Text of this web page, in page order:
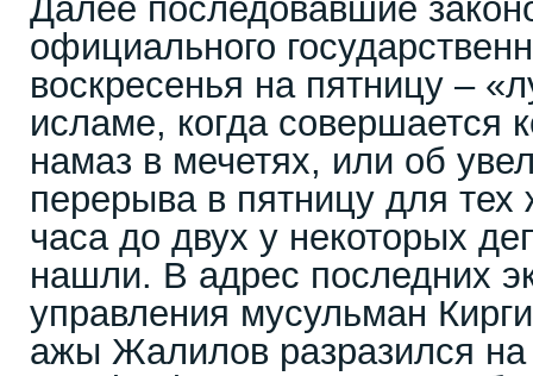
Далее последовавшие
официального
воскресенья на пятницу –
исламе, когда совершается
намаз в мечетях, или об
перерыва в пятницу для тех
часа до двух у некоторых
нашли. В адрес последних
управления мусульман
ажы Жалилов разразился на